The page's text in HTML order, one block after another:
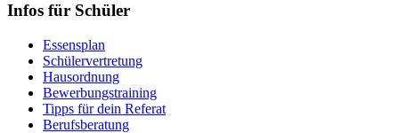
Infos für Schüler
Essensplan
Schülervertretung
Hausordnung
Bewerbungstraining
Tipps für dein Referat
Berufsberatung